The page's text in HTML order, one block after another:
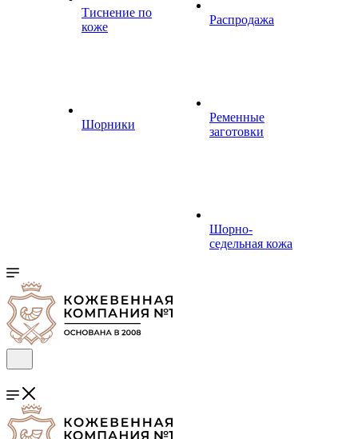
Тиснение по
коже
Шорники
Распродажа
Ременные
заготовки
Шорно-
седельная кожа